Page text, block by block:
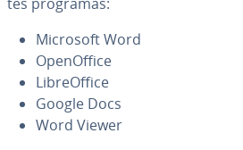
Microsoft Word
Ope­nO­f­fi­ce
Li­breO­f­fi­ce
Google Docs
Word Viewer